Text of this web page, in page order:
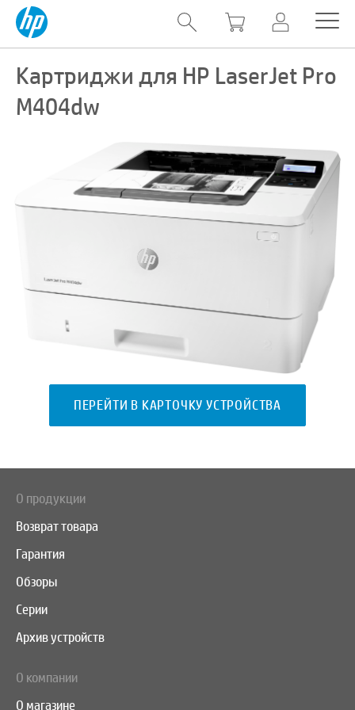
Картриджи для HP LaserJet Pro
M404dw
ПЕРЕЙТИ В КАРТОЧКУ УСТРОЙСТВА
О продукции
Возврат товара
Гарантия
Обзоры
Серии
Архив устройств
О компании
О магазине